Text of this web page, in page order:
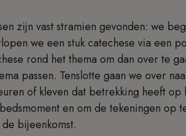
zijn vast stramien gevonden: we
we een stuk catechese via een
rond het thema om dan over te
passen. Tenslotte gaan we over
of kleven dat betrekking heeft op
en om de tekeningen op
bijeenkomst.